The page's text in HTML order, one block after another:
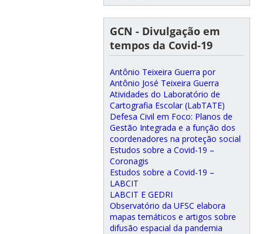
GCN - Divulgação em
tempos da Covid-19
Antônio Teixeira Guerra por
Antônio José Teixeira Guerra
Atividades do Laboratório de
Cartografia Escolar (LabTATE)
Defesa Civil em Foco: Planos de
Gestão Integrada e a função dos
coordenadores na proteção social
Estudos sobre a Covid-19 –
Coronagis
Estudos sobre a Covid-19 –
LABCIT
LABCIT E GEDRI
Observatório da UFSC elabora
mapas temáticos e artigos sobre
difusão espacial da pandemia